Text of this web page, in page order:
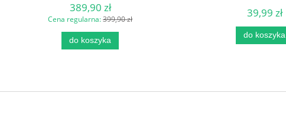
389,90 zł
Cena regularna:399,90 zł
do koszyka
39,99 zł
do koszyka